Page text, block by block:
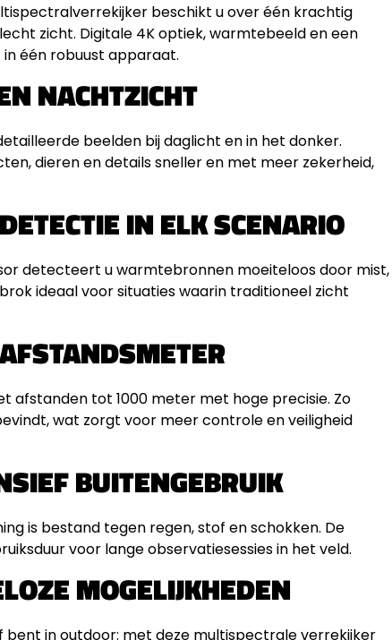
beschikt u over één krachtig
zicht. Digitale 4K optiek, warmtebeeld en een
één robuust apparaat.
NACHTZICHT
beelden bij daglicht en in het donker.
dieren en details sneller en met meer zekerheid,
IN ELK SCENARIO
detecteert u warmtebronnen moeiteloos door mist,
ideaal voor situaties waarin traditioneel zicht
afstanden tot 1000 meter met hoge precisie. Zo
wat zorgt voor meer controle en veiligheid
BUITENGEBRUIK
is bestand tegen regen, stof en schokken. De
voor lange observatiesessies in het veld.
MOGELIJKHEDEN
bent in outdoor: met deze multispectrale verrekijker